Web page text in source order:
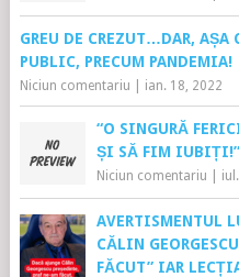
GREU DE CREZUT…DAR, AȘA
PUBLIC, PRECUM PANDEMIA!
Niciun comentariu ian. 18, 2022
“O SINGURĂ
ȘI SĂ FIM IUBIȚI!”
Niciun comentariu
AVERTISMENTUL
CĂLIN
FĂCUT” IAR